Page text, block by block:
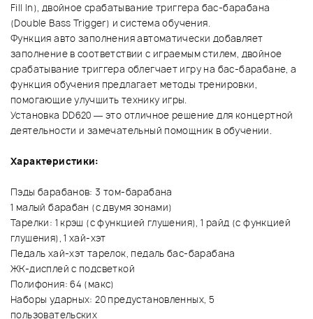
Fill In), двойное срабатывание триггера бас-барабана
(Double Bass Trigger) и система обучения.
Функция авто заполнения автоматически добавляет
заполнение в соответствии с играемым стилем, двойное
срабатывание триггера облегчает игру на бас-барабане, а
функция обучения предлагает методы тренировки,
помогающие улучшить технику игры.
Установка DD620 — это отличное решение для концертной
деятельности и замечательный помощник в обучении.
Характеристики:
Пэды барабанов: 3 том-барабана
1 малый барабан (с двумя зонами)
Тарелки: 1 крэш (с функцией глушения), 1 райд (с функцией
глушения), 1 хай-хэт
Педаль хай-хэт тарелок, педаль бас-барабана
ЖК-дисплей с подсветкой
Полифония: 64 (макс)
Наборы ударных: 20 предустановленных, 5
пользовательских